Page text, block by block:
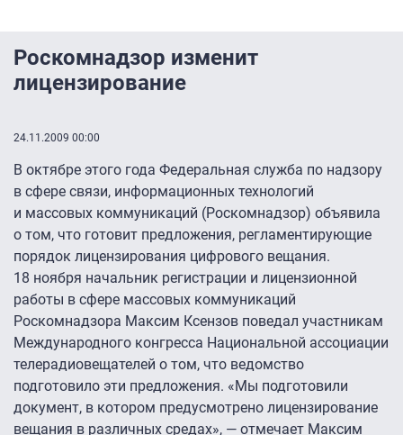
Роскомнадзор изменит
лицензирование
24.11.2009 00:00
В октябре этого года Федеральная служба по надзору
в сфере связи, информационных технологий
и массовых коммуникаций (Роскомнадзор) объявила
о том, что готовит предложения, регламентирующие
порядок лицензирования цифрового вещания.
18 ноября начальник регистрации и лицензионной
работы в сфере массовых коммуникаций
Роскомнадзора Максим Ксензов поведал участникам
Международного конгресса Национальной ассоциации
телерадиовещателей о том, что ведомство
подготовило эти предложения. «Мы подготовили
документ, в котором предусмотрено лицензирование
вещания в различных средах», — отмечает Максим